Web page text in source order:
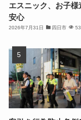
エスニック、お子様
安心
2026年7月31日 四日市